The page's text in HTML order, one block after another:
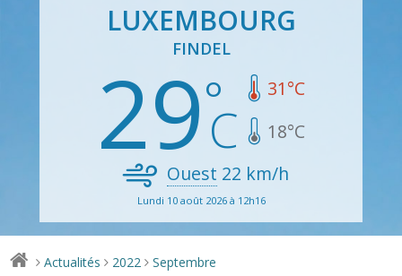
LUXEMBOURG
FINDEL
29 31°C
18°C
Ouest 22 km/h
Lundi 10 août 2026 à 12h16
> Actualités > 2022 > Septembre